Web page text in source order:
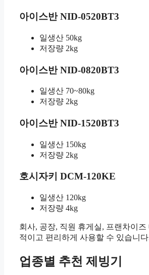
아이스반 NID-0520BT3
일생산 50kg
저장량 2kg
아이스반 NID-0820BT3
일생산 70~80kg
저장량 2kg
아이스반 NID-1520BT3
일생산 150kg
저장량 2kg
호시자키 DCM-120KE
일생산 120kg
저장량 4kg
회사, 공장, 직원 휴게실, 프랜차이즈
적이고 편리하게 사용할 수 있습니
업종별 추천 제빙기